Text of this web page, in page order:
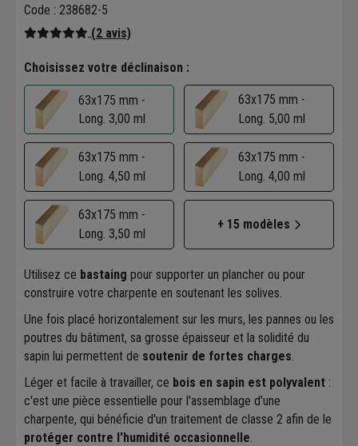
Code : 238682-5
(2 avis)
Choisissez votre déclinaison :
63x175 mm -
Long. 3,00 ml
63x175 mm -
Long. 5,00 ml
63x175 mm -
Long. 4,50 ml
63x175 mm -
Long. 4,00 ml
63x175 mm -
Long. 3,50 ml
+ 15 modèles
Utilisez ce bastaing pour supporter un plancher ou pour
construire votre charpente en soutenant les solives.
Une fois placé horizontalement sur les murs, les pannes ou les
poutres du bâtiment, sa grosse épaisseur et la solidité du
sapin lui permettent de soutenir de fortes charges
Léger et facile à travailler, ce bois en sapin est polyvalent :
c'est une pièce essentielle pour l'assemblage d'une
charpente, qui bénéficie d'un traitement de classe 2 afin de le
protéger contre l'humidité occasionnelle